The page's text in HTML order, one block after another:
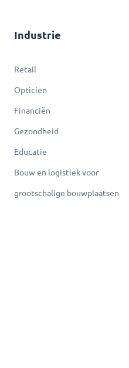
Industrie
Retail
Opticien
Financiën
Gezondheid
Educatie
Bouw en logistiek voor
grootschalige bouwplaatsen